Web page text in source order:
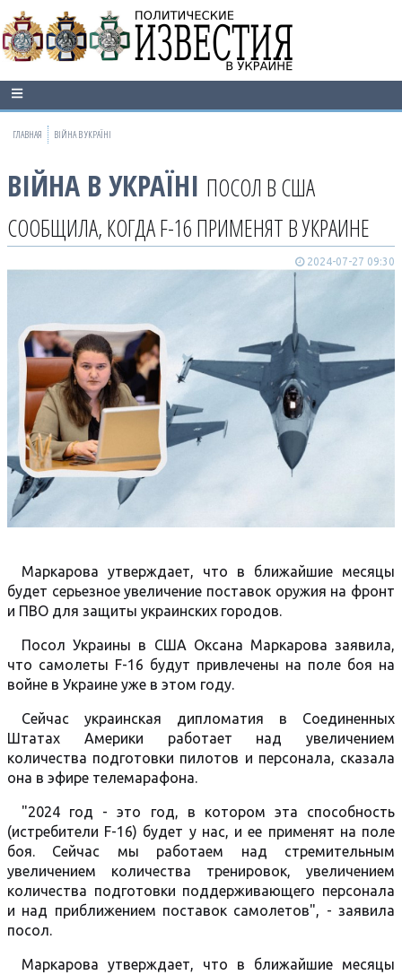
ГЛАВНАЯ ВІЙНА В УКРАЇНІ
ВІЙНА В УКРАЇНІ ПОСОЛ В США
СООБЩИЛА, КОГДА F-16 ПРИМЕНЯТ В УКРАИНЕ
2024-07-27 09:30
Маркарова утверждает, что в ближайшие месяцы
будет серьезное увеличение поставок оружия на фронт
и ПВО для защиты украинских городов.
Посол Украины в США Оксана Маркарова заявила,
что самолеты F-16 будут привлечены на поле боя на
войне в Украине уже в этом году.
Сейчас украинская дипломатия в Соединенных
Штатах Америки работает над увеличением
количества подготовки пилотов и персонала, сказала
она в эфире телемарафона.
"2024 год - это год, в котором эта способность
(истребители F-16) будет у нас, и ее применят на поле
боя. Сейчас мы работаем над стремительным
увеличением количества тренировок, увеличением
количества подготовки поддерживающего персонала
и над приближением поставок самолетов", - заявила
посол.
Маркарова утверждает, что в ближайшие месяцы